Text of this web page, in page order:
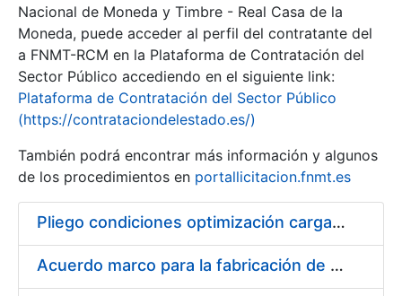
Erakutsi/Ezkutatu
Erakutsi/Ezkutatu
Nacional de Moneda y Timbre - Real Casa de la
Moneda, puede acceder al perfil del contratante del
a FNMT-RCM en la Plataforma de Contratación del
Sector Público accediendo en el siguiente link:
Plataforma de Contratación del Sector Público
(https://contrataciondelestado.es/)
También podrá encontrar más información y algunos
de los procedimientos en portallicitacion.fnmt.es
Pliego condiciones optimización cargas compras firmado
Acuerdo marco para la fabricación de piezas